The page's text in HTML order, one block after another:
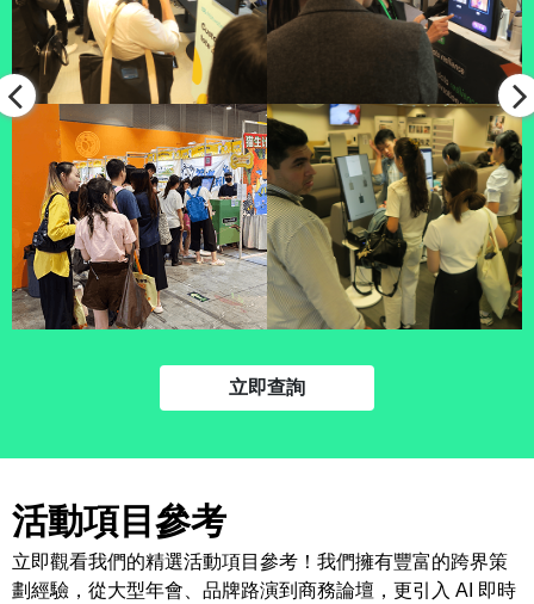
立即查詢
活動項目參考
立即觀看我們的精選活動項目參考！我們擁有豐富的跨界策
劃經驗，從大型年會、品牌路演到商務論壇，更引入 AI 即時